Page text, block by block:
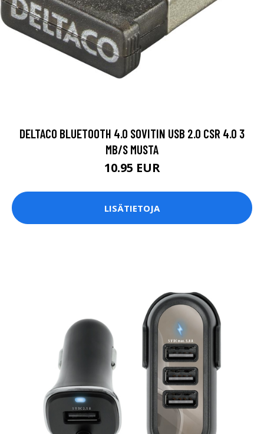
DELTACO BLUETOOTH 4.0 SOVITIN USB 2.0 CSR 4.0 3
MB/S MUSTA
10.95 EUR
LISÄTIETOJA